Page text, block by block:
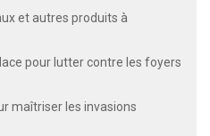
et autres produits à
pour lutter contre les foyers
maîtriser les invasions